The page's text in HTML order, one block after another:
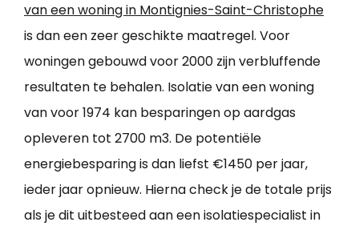
van een woning in Montignies-Saint-Christophe
is dan een zeer geschikte maatregel. Voor
woningen gebouwd voor 2000 zijn verbluffende
resultaten te behalen. Isolatie van een woning
van voor 1974 kan besparingen op aardgas
opleveren tot 2700 m3. De potentiële
energiebesparing is dan liefst €1450 per jaar,
ieder jaar opnieuw. Hierna check je de totale prijs
als je dit uitbesteed aan een isolatiespecialist in